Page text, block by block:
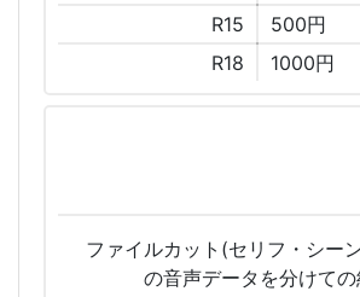
R15
500円
R18
1000円
ファイルカット(セリフ・シー
の音声データを分けての